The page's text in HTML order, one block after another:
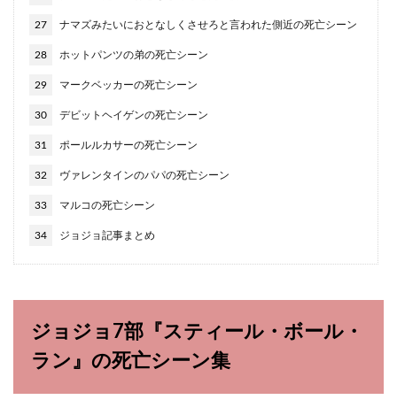
27 ナマズみたいにおとなしくさせろと言われた側近の死亡シーン
28 ホットパンツの弟の死亡シーン
29 マークベッカーの死亡シーン
30 デビットヘイゲンの死亡シーン
31 ポールルカサーの死亡シーン
32 ヴァレンタインのパパの死亡シーン
33 マルコの死亡シーン
34 ジョジョ記事まとめ
ジョジョ7部『スティール・ボール・
ラン』の死亡シーン集